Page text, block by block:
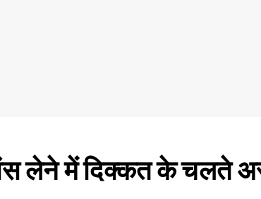
लेने में दिक्कत के चलते